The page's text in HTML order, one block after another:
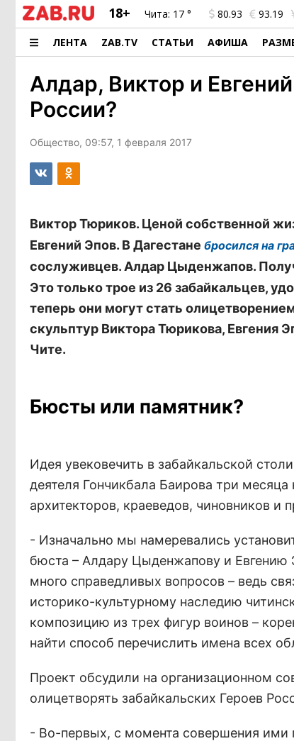
18+ Чита: 17 ° 80.93 93.19
ЛЕНТА ZAB.TV СТАТЬИ АФИША
Алдар, Виктор и
России?
Общество, 09:57, 1 февраля 2017
Виктор Тюриков. Ценой собственной
Евгений Эпов. В Дагестане бросился на
сослуживцев. Алдар Цыденжапов.
Это только трое из 26 забайкальцев,
теперь они могут стать
скульптур Виктора Тюрикова, Евгения
Чите.
Бюсты или памятник?
Идея увековечить в забайкальской
деятеля Гончикбала Баирова три
архитекторов, краеведов, чиновников
- Изначально мы намеревались
бюста – Алдару Цыденжапову и Евгению
много справедливых вопросов – ведь
историко-культурному наследию
композицию из трех фигур воинов –
найти способ перечислить имена всех
Проект обсудили на организационном
олицетворять забайкальских Героев
- Во-первых, с момента совершения ими